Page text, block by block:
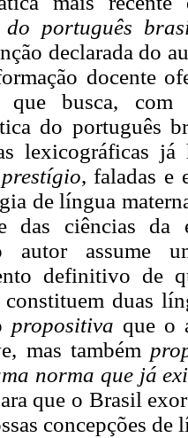
do português
declarada do
docente
quebusca, com
do português
lexicográficas
, faladas e
de língua
das ciências da
autor assume
definitivo de
duas
propositiva que o
mas também
norma que já
que o Brasil
concepções